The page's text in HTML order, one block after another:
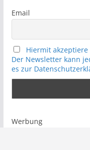
Email
Hiermit
Der Newsletter kann
es zur
Werbung